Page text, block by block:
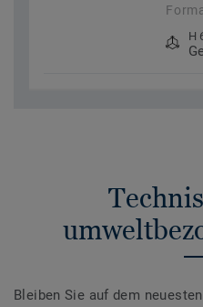
H
Bleiben Sie auf dem